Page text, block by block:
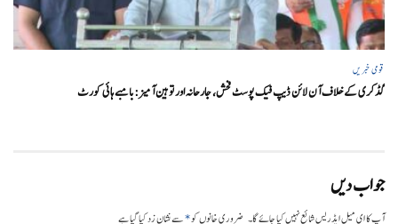
قومی خبریں
گڈکری کے خلاف آن لائن ڈیپ فیک پوسٹ فحش، جارحانہ اور توہین آمیز:بامبے ہائی کورٹ
جواب دیں
آپ کا ای میل ایڈریس شائع نہیں کیا جائے گا۔ ضروری خانوں کو*سے نشان زد کیا گیا ہے